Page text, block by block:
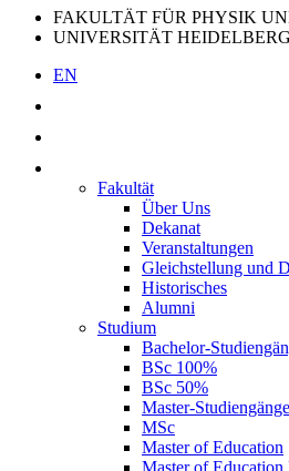
FAKULTÄT FÜR PHYSIK
UNIVERSITÄT HEIDELBERG
EN
Fakultät
Über Uns
Dekanat
Veranstaltungen
Gleichstellung und
Historisches
Alumni
Studium
Bachelor-
BSc 100%
BSc 50%
Master-Studiengänge
MSc
Master of Education
Master of Education